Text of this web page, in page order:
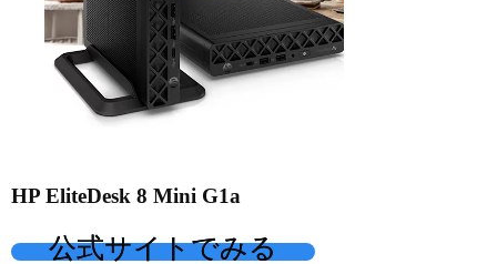
HP EliteDesk 8 Mini G1a
公式サイトでみる